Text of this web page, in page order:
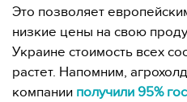
Это позволяет
низкие цены на свою
Украине стоимость всех
растет. Напомним,
компании получили 95%